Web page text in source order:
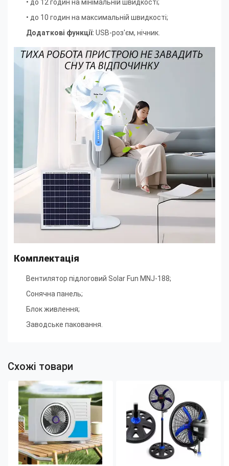
• до 12 годин на мінімальній швидкості;
• до 10 годин на максимальній швидкості;
Додаткові функції: USB-роз'єм, нічник.
Комплектація
Вентилятор підлоговий Solar Fun MNJ-188;
Сонячна панель;
Блок живлення;
Заводське паковання.
Схожі товари